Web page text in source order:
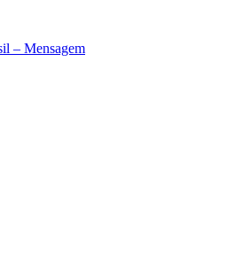
– Mensagem